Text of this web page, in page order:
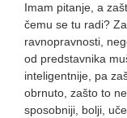
Imam pitanje, a
čemu se tu radi?
ravnopravnosti,
od predstavnika
inteligentnije, pa
obrnuto, zašto to
sposobniji, bolji,